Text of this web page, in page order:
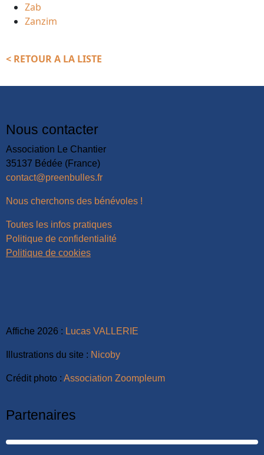
Zab
Zanzim
< RETOUR A LA LISTE
Nous contacter
Association Le Chantier
35137 Bédée (France)
contact@preenbulles.fr
Nous cherchons des bénévoles !
Toutes les infos pratiques
Politique de confidentialité
Politique de cookies
Affiche 2026 : Lucas VALLERIE
Illustrations du site : Nicoby
Crédit photo : Association Zoompleum
Partenaires